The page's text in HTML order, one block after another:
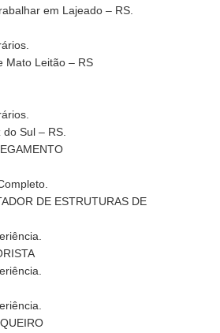
em Lajeado – RS.
Mato Leitão – RS
Sul – RS.
DE ESTRUTURAS DE